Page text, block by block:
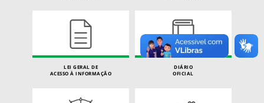
LEI GERAL DE
ACESSO À INFORMAÇÃO
DIÁRIO
OFICIAL